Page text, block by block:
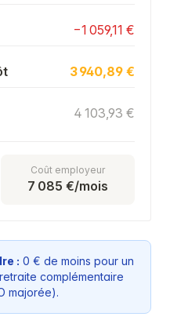
−1 059,11 €
3 940,89 €
4 103,93 €
Coût employeur
7 085 €/mois
: 0 € de moins pour un
complémentaire
majorée).